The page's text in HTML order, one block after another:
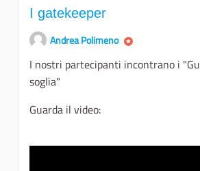
I gatekeeper
Andrea Polimeno
I nostri partecipanti incontrano i
soglia"
Guarda il video: